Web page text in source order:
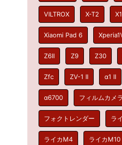
VILTROX X-T2
Xiaomi Pad 6
Z6II Z9 Z30
Zfc ZV-1 II α1 II
α6700 フィルムカメラ
フォクトレンダー ラ
ライカM4 ライカM10